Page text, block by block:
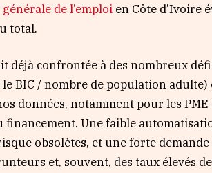
de l’emploi en Côte d’Ivoire
total.
déjà confrontée à des nombreux
BIC / nombre de population adulte)
données, notamment pour les
financement. Une faible
obsolètes, et une forte
et, souvent, des taux élevés